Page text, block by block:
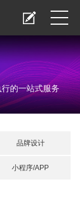
的一站式服务
品牌设计
小程序/APP